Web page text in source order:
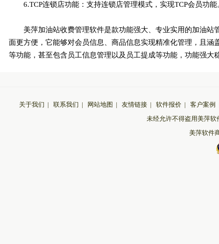
6.TCP连锁店功能：支持连锁店管理模式，实现TCP会员功能
美萍加油站收费管理软件是款功能强大、专业实用的加油
面更方便，它能够对会员信息、商品信息实现精准化管理，且
等功能，甚至包含员工信息管理以及员工提成等功能，功能强大
关于我们 | 联系我们 | 网站地图 | 友情链接 | 软件报价 | 客户案例
未经允许不得盗用美萍
美萍软件